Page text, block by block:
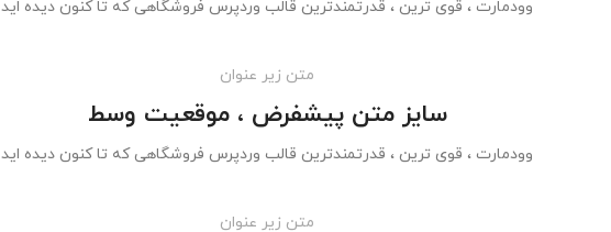
وودمارت ، قوی ترین ، قدرتمندترین قالب وردپرس فروشگاهی که تا کنون دیده اید
متن زیر عنوان
سایز متن پیشفرض ، موقعیت وسط
وودمارت ، قوی ترین ، قدرتمندترین قالب وردپرس فروشگاهی که تا کنون دیده اید
متن زیر عنوان